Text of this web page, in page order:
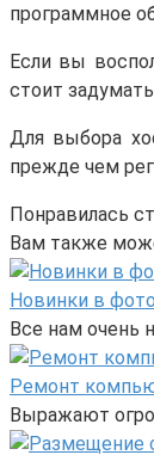
программное
Если вы
стоит
Для выбора
прежде чем
Понравилась
Вам также
Новинки в
Все нам очень
Ремонт
Выражают